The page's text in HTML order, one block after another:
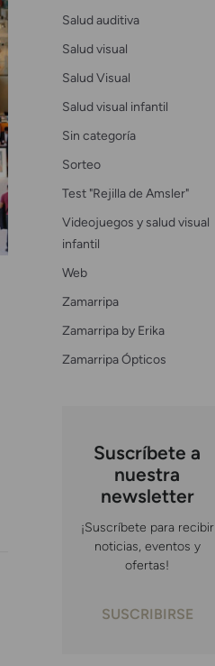
Salud auditiva
Salud visual
Salud Visual
Salud visual infantil
Sin categoría
Sorteo
Test "Rejilla de Amsler"
Videojuegos y salud visual
infantil
Web
Zamarripa
Zamarripa by Erika
Zamarripa Ópticos
Suscríbete a
nuestra
newsletter
¡Suscríbete para recibir
noticias, eventos y
ofertas!
SUSCRIBIRSE